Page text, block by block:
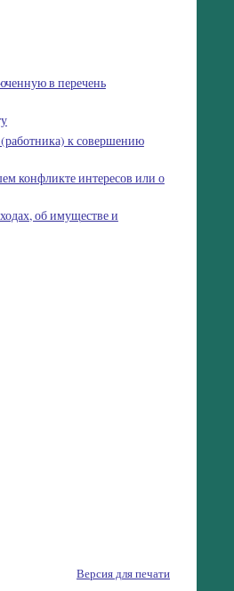
в перечень
(работника) к совершению
конфликте интересов или о
об имуществе и
Версия для печати